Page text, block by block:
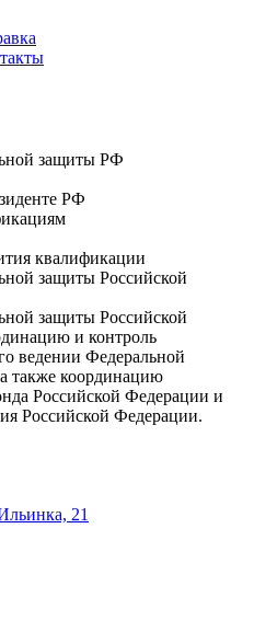
защиты РФ
РФ
квалификации
защиты Российской
защиты Российской
и контроль
ведении Федеральной
также координацию
Российской Федерации и
Российской Федерации.
21